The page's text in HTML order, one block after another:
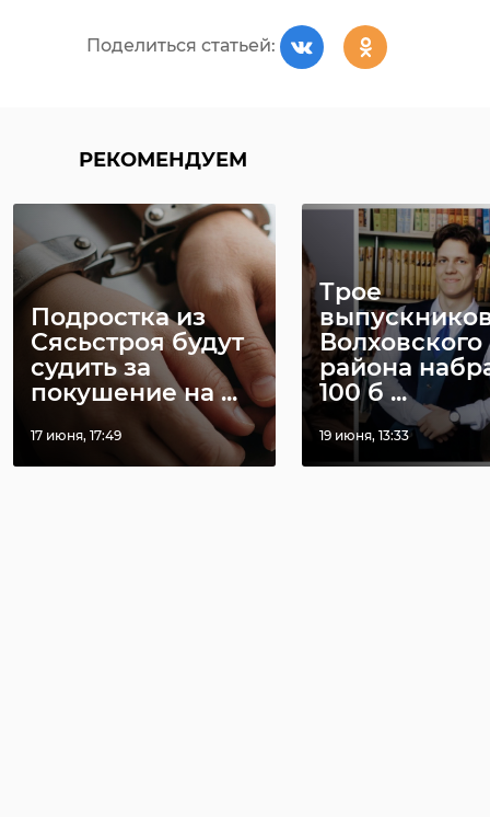
Поделиться статьей:
РЕКОМЕНДУЕМ
Подростка из
Сясьстроя будут
судить за
покушение на ...
17 июня, 17:49
Трое
Волховского
района
100 б ...
19 июня, 13:33